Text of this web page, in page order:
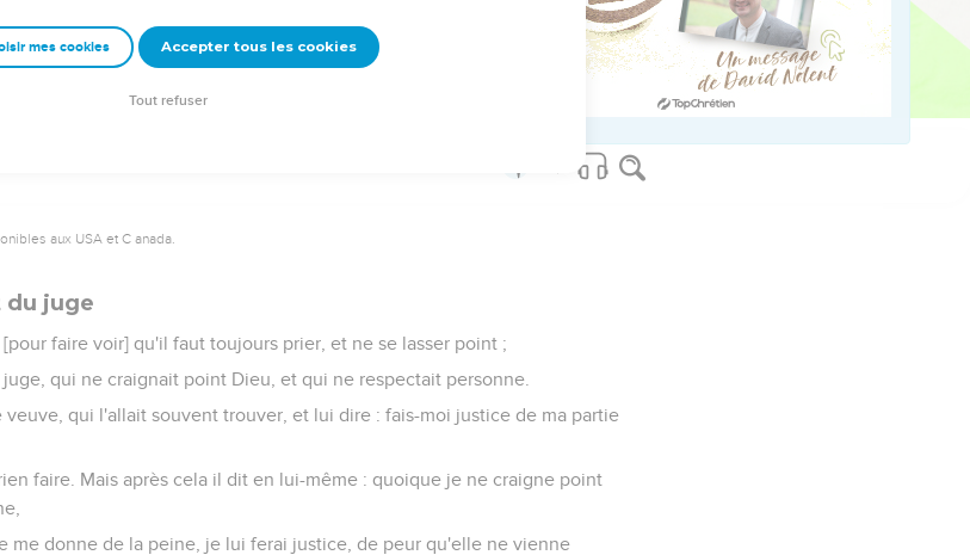
pris, et l'autre laissé.
ce] Seigneur ? et il leur dit : en quelque lieu que sera le corps [mort], là
aux USA et C anada.
du juge
faire voir] qu'il faut toujours prier, et ne se lasser point ;
qui ne craignait point Dieu, et qui ne respectait personne.
veuve, qui l'allait souvent trouver, et lui dire : fais-moi justice de ma partie
faire. Mais après cela il dit en lui-même : quoique je ne craigne point
me donne de la peine, je lui ferai justice, de peur qu'elle ne vienne
mes cookies Accepter tous les cookies
Tout refuser